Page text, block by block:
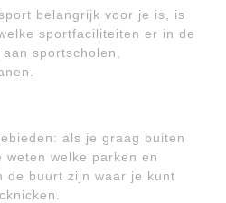
belangrijk voor je is, is
sportfaciliteiten er in de
sportscholen,
als je graag buiten
welke parken en
de buurt zijn waar je kunt